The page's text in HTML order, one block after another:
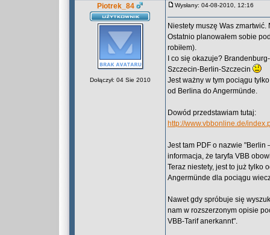
Piotrek_84
Dołączył: 04 Sie 2010
Wysłany: 04-08-2010, 12:16
Niestety muszę Was
Ostatnio planowałem sobie
robiłem).
I co się okazuje?
Szczecin-Berlin-Szczecin
Jest ważny w tym pociągu
od Berlina do Angermünde.
Dowód przedstawiam tutaj:
http://www.vbbonline.de/
Jest tam PDF o nazwie "Berlin
informacja, że taryfa VBB
Teraz niestety, jest to już tylko
Angermünde dla pociągu
Nawet gdy spróbuje się
nam w rozszerzonym opisie
VBB-Tarif anerkannt".